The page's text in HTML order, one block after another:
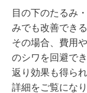
目の下のたるみ
みでも改善でき
その場合、費用
のシワを回避で
返り効果も得ら
詳細をご覧にな